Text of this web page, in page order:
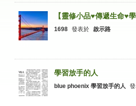
1698 發表於 啟示路
學習放手的人
blue phoenix 學習放手的人